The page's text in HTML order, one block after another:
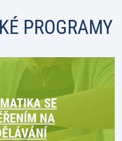
PROGRAMY
SE
NA